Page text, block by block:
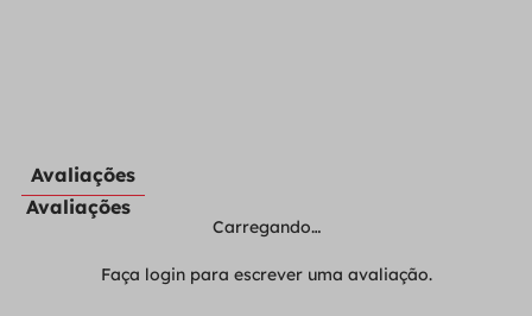
Avaliações
Avaliações
Carregando…
Faça login para escrever uma avaliação.